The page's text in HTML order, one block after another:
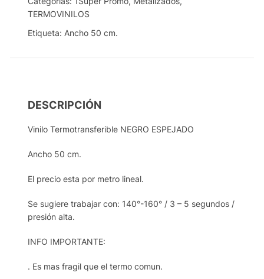
TERMOVINILOS
Etiqueta: Ancho 50 cm.
DESCRIPCIÓN
Vinilo Termotransferible NEGRO ESPEJADO
Ancho 50 cm.
El precio esta por metro lineal.
Se sugiere trabajar con: 140°-160° / 3 – 5 segundos /
presión alta.
INFO IMPORTANTE:
. Es mas fragil que el termo comun.